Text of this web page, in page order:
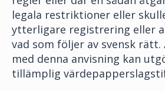
legala restriktioner eller
ytterligare registrering eller
vad som följer av svensk
med denna anvisning kan
tillämplig